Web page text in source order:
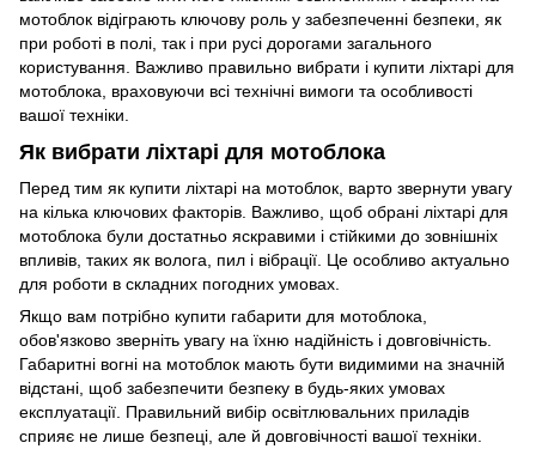
мотоблок відіграють ключову роль у забезпеченні безпеки, як
при роботі в полі, так і при русі дорогами загального
користування. Важливо правильно вибрати і купити ліхтарі для
мотоблока, враховуючи всі технічні вимоги та особливості
вашої техніки.
Як вибрати ліхтарі для мотоблока
Перед тим як купити ліхтарі на мотоблок, варто звернути увагу
на кілька ключових факторів. Важливо, щоб обрані ліхтарі для
мотоблока були достатньо яскравими і стійкими до зовнішніх
впливів, таких як волога, пил і вібрації. Це особливо актуально
для роботи в складних погодних умовах.
Якщо вам потрібно купити габарити для мотоблока,
обов'язково зверніть увагу на їхню надійність і довговічність.
Габаритні вогні на мотоблок мають бути видимими на значній
відстані, щоб забезпечити безпеку в будь-яких умовах
експлуатації. Правильний вибір освітлювальних приладів
сприяє не лише безпеці, але й довговічності вашої техніки.